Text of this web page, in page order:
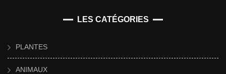
LES CATÉGORIES
PLANTES
ANIMAUX